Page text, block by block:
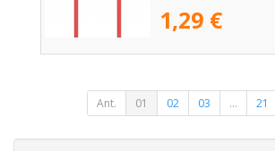
1,29 €
Ant. 01 02 03 ... 21